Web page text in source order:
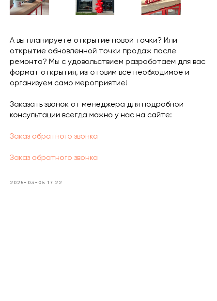
А вы планируете открытие новой точки? Или
открытие обновленной точки продаж после
ремонта? Мы с удовольствием разработаем для вас
формат открытия, изготовим все необходимое и
организуем само мероприятие!
Заказать звонок от менеджера для подробной
консультации всегда можно у нас на сайте:
Заказ обратного звонка
Заказ обратного звонка
2025-03-05 17:22